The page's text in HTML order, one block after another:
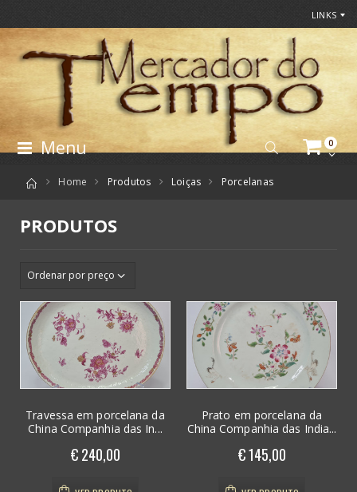
LINKS
Menu 0
Home Produtos Loiças Porcelanas
PRODUTOS
Travessa em porcelana da
China Companhia das In...
€ 240,00
Prato em porcelana da
China Companhia das India...
€ 145,00